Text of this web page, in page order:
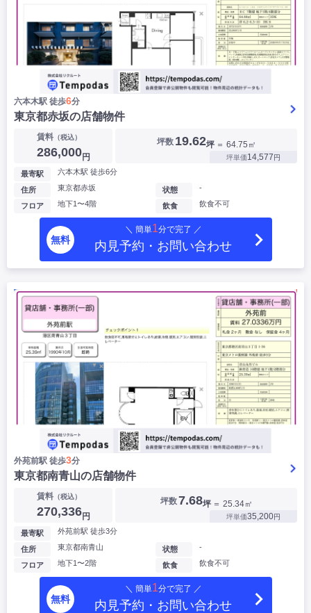
六本木駅 徒歩6分
東京都赤坂の店舗物件
賃料（税込）
286,000円
坪数 19.62坪 ＝ 64.75㎡
坪単価14,577円
最寄駅 六本木駅 徒歩6分
住所 東京都赤坂
フロア 地下1〜4階
状態 -
飲食 飲食不可
無料
＼ 簡単1分で完了 ／
内見予約・お問い合わせ
外苑前駅 徒歩3分
東京都南青山の店舗物件
賃料（税込）
270,336円
坪数7.68坪 ＝ 25.34㎡
坪単価35,200円
最寄駅 外苑前駅 徒歩3分
住所 東京都南青山
フロア 地下1〜2階
状態 -
飲食 飲食不可
無料
＼ 簡単1分で完了 ／
内見予約・お問い合わせ